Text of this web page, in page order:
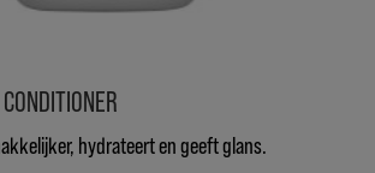
hydrateert en geeft glans.